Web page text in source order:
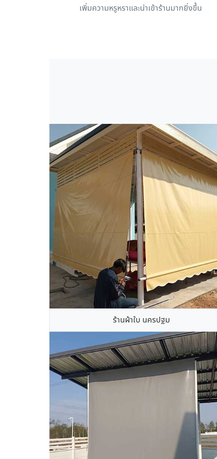
เพิ่มความหรูหราและน่าเข้าร้านมากยิ่งขึ้น
ร้านผ้าใบ นครปฐม